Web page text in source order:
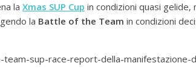
la Xmas SUP Cup in condizioni quasi
la Battle of the Team in condizioni
sup-race-report-della-manifestazione-